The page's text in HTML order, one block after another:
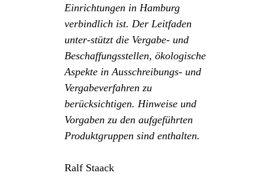
Einrichtungen in Hamburg
verbindlich ist. Der Leitfaden
unter-stützt die Vergabe- und
Beschaffungsstellen, ökologische
Aspekte in Ausschreibungs- und
Vergabeverfahren zu
berücksichtigen. Hinweise und
Vorgaben zu den aufgeführten
Produktgruppen sind enthalten.
Ralf Staack